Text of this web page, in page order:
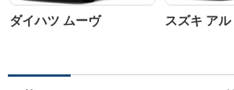
ダイハツ ムーヴ スズキ アル